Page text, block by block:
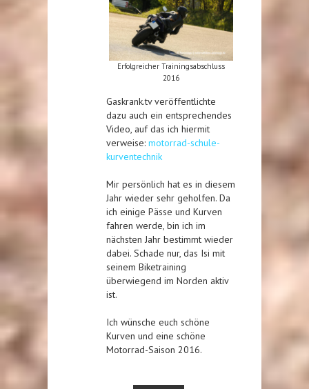
Erfolgreicher Trainingsabschluss
2016
Gaskrank.tv veröffentlichte
dazu auch ein entsprechendes
Video, auf das ich hiermit
verweise: motorrad-schule-
kurventechnik
Mir persönlich hat es in diesem
Jahr wieder sehr geholfen. Da
ich einige Pässe und Kurven
fahren werde, bin ich im
nächsten Jahr bestimmt wieder
dabei. Schade nur, das Isi mit
seinem Biketraining
überwiegend im Norden aktiv
ist.
Ich wünsche euch schöne
Kurven und eine schöne
Motorrad-Saison 2016.